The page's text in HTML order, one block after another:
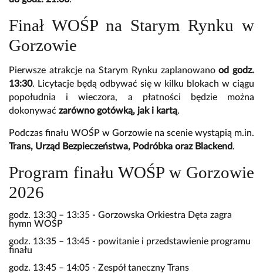
Finał WOŚP na Starym Rynku w
Gorzowie
Pierwsze atrakcje na Starym Rynku zaplanowanood godz.
13:30. Licytacje będą odbywać się w kilku blokach w ciągu
popołudnia i wieczora, a płatności będzie można
dokonywać zarówno gotówką, jak i kartą.
Podczas finału WOŚP w Gorzowie na scenie wystąpią m.in.
Trans, Urząd Bezpieczeństwa, Podróbka oraz Blackend.
Program finału WOŚP w Gorzowie
2026
godz. 13:30 – 13:35 - Gorzowska Orkiestra Dęta zagra
hymn WOŚP
godz. 13:35 – 13:45 - powitanie i przedstawienie programu
finału
godz. 13:45 – 14:05 - Zespół taneczny Trans